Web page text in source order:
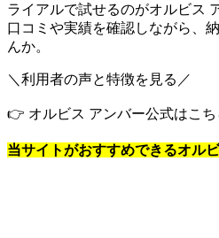
ライアルで試せるのがオルビス
口コミや実績を確認しながら、
んか。
＼利用者の声と特徴を見る／
👉 オルビス アンバー公式はこち
当サイトがおすすめできるオル